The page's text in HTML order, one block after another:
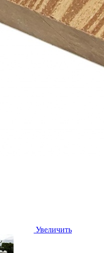
Увеличить